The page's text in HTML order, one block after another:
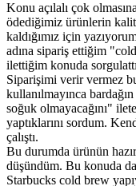
Konu açılalı çok
ödediğimiz ürünlerin
kaldığımız için
adına sipariş ettiğim
ilettiğim konuda
Siparişimi verir vermez
kullanılmayınca
soğuk olmayacağını"
yaptıklarını sordum.
çalıştı.
Bu durumda ürünün
düşündüm. Bu konuda
Starbucks cold brew